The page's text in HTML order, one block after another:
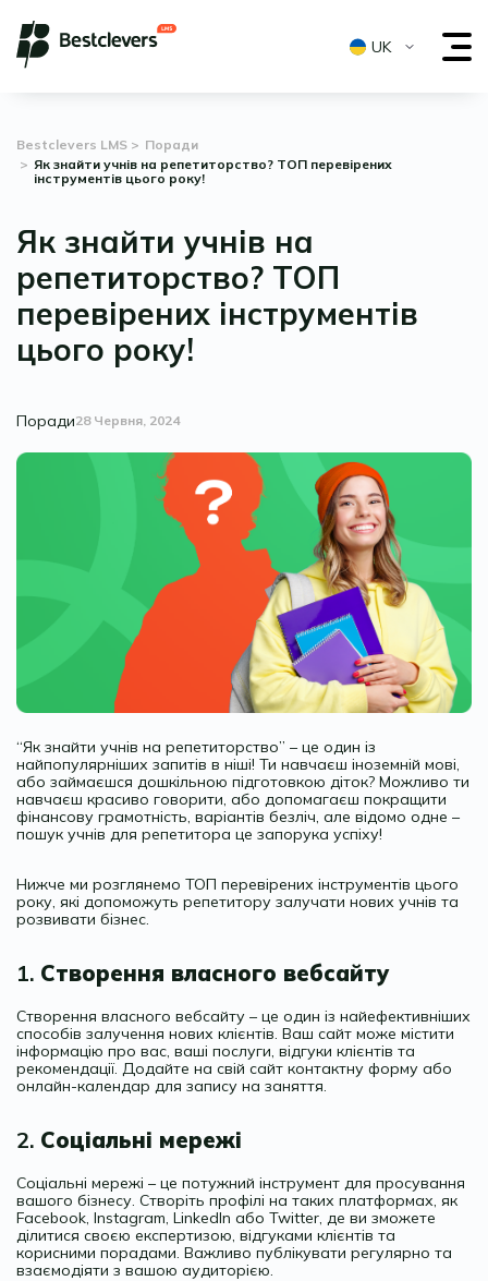
UK
Bestclevers LMS
Поради
Як знайти учнів на репетиторство? ТОП перевірених
інструментів цього року!
Як знайти учнів на
репетиторство? ТОП
перевірених інструментів
цього року!
Поради28 Червня, 2024
“Як знайти учнів на репетиторство” – це один із
найпопулярніших запитів в ніші! Ти навчаєш іноземній мові,
або займаєшся дошкільною підготовкою діток? Можливо ти
навчаєш красиво говорити, або допомагаєш покращити
фінансову грамотність, варіантів безліч, але відомо одне –
пошук учнів для репетитора це запорука успіху!
Нижче ми розглянемо ТОП перевірених інструментів цього
року, які допоможуть репетитору залучати нових учнів та
розвивати бізнес.
1. Створення власного вебсайту
Створення власного вебсайту – це один із найефективніших
способів залучення нових клієнтів. Ваш сайт може містити
інформацію про вас, ваші послуги, відгуки клієнтів та
рекомендації. Додайте на свій сайт контактну форму або
онлайн-календар для запису на заняття.
2. Соціальні мережі
Соціальні мережі – це потужний інструмент для просування
вашого бізнесу. Створіть профілі на таких платформах, як
Facebook, Instagram, LinkedIn або Twitter, де ви зможете
ділитися своєю експертизою, відгуками клієнтів та
корисними порадами. Важливо публікувати регулярно та
взаємодіяти з вашою аудиторією.